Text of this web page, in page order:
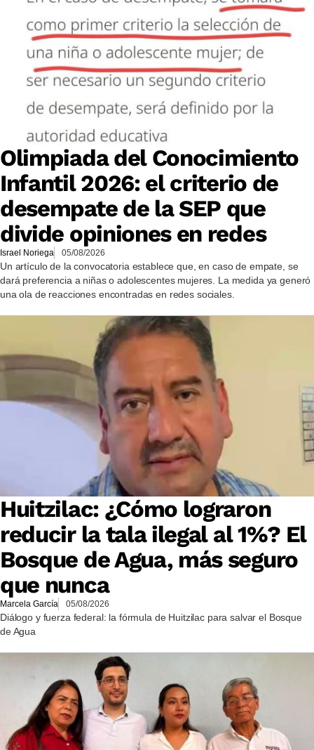
Olimpiada del Conocimiento
Infantil 2026: el criterio de
desempate de la SEP que
divide opiniones en redes
Israel Noriega 05/08/2026
Un artículo de la convocatoria establece que, en caso de empate, se
dará preferencia a niñas o adolescentes mujeres. La medida ya generó
una ola de reacciones encontradas en redes sociales.
Huitzilac: ¿Cómo lograron
reducir la tala ilegal al 1%? El
Bosque de Agua, más seguro
que nunca
Marcela García 05/08/2026
Diálogo y fuerza federal: la fórmula de Huitzilac para salvar el Bosque
de Agua